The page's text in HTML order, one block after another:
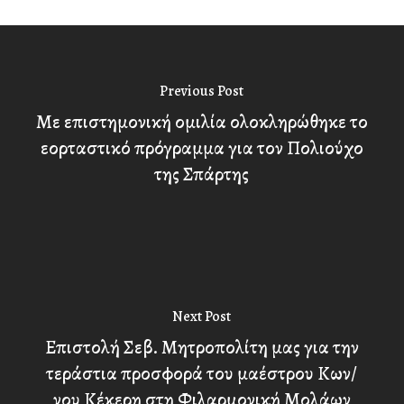
Previous Post
Με επιστημονική ομιλία ολοκληρώθηκε το
εορταστικό πρόγραμμα για τον Πολιούχο
της Σπάρτης
Next Post
Επιστολή Σεβ. Μητροπολίτη μας για την
τεράστια προσφορά του μαέστρου Κων/